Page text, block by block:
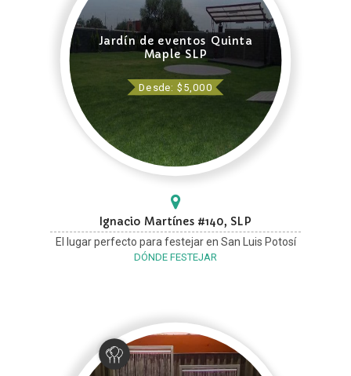
Jardín de eventos Quinta
Maple SLP
Desde: $5,000
Ignacio Martínes #140, SLP
El lugar perfecto para festejar en San Luis Potosí
DÓNDE FESTEJAR